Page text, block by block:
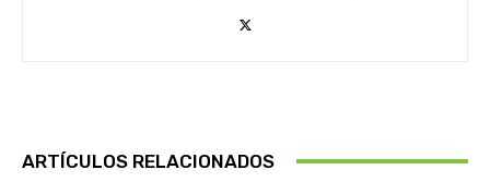
ARTÍCULOS RELACIONADOS